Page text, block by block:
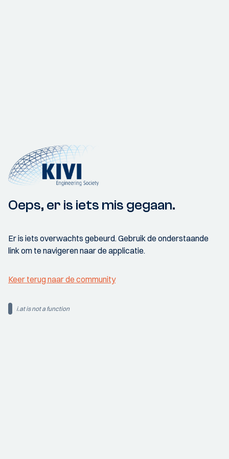
Oeps, er is iets mis gegaan.
Er is iets overwachts gebeurd. Gebruik de onderstaande
link om te navigeren naar de applicatie.
Keer terug naar de community
i.at is not a function